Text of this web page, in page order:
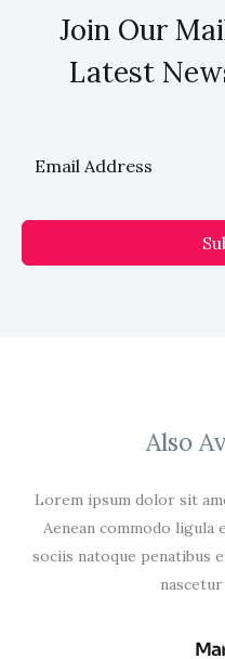
Join Our
Latest
Also
Lorem ipsum dolor sit
Aenean commodo ligula
sociis natoque penatibus